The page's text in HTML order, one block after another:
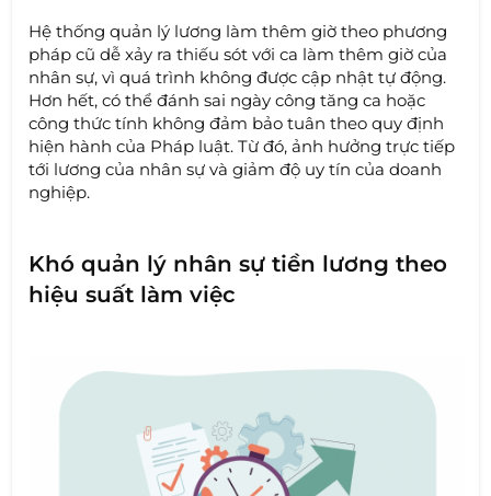
Hệ thống quản lý lương làm thêm giờ theo phương
pháp cũ dễ xảy ra thiếu sót với ca làm thêm giờ của
nhân sự, vì quá trình không được cập nhật tự động.
Hơn hết, có thể đánh sai ngày công tăng ca hoặc
công thức tính không đảm bảo tuân theo quy định
hiện hành của Pháp luật. Từ đó, ảnh hưởng trực tiếp
tới lương của nhân sự và giảm độ uy tín của doanh
nghiệp.
Khó quản lý nhân sự tiền lương theo
hiệu suất làm việc